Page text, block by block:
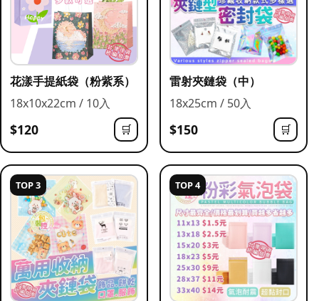
花漾手提紙袋（粉紫系）
18x10x22cm / 10入
$120 🛒
雷射夾鏈袋（中）
18x25cm / 50入
$150 🛒
TOP 3 TOP 4